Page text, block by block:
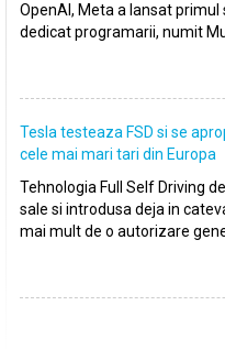
OpenAI, Meta a lansat
dedicat programarii, numit
Tesla testeaza FSD si se
cele mai mari tari din Europa
Tehnologia Full Self Driving
sale si introdusa deja in
mai mult de o autorizare